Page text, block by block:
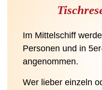
Im Mittelschiff
Personen und in
angenommen.
Wer lieber einzeln